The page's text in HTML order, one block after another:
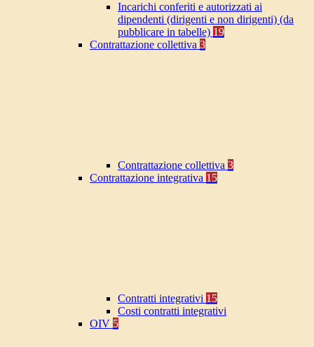
Incarichi conferiti e autorizzati ai
dipendenti (dirigenti e non dirigenti) (da
pubblicare in tabelle) 19
Contrattazione collettiva 3
Contrattazione collettiva 3
Contrattazione integrativa 15
Contratti integrativi 15
Costi contratti integrativi
OIV 5